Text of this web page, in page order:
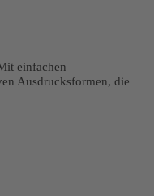
einfachen
Ausdrucksformen, die